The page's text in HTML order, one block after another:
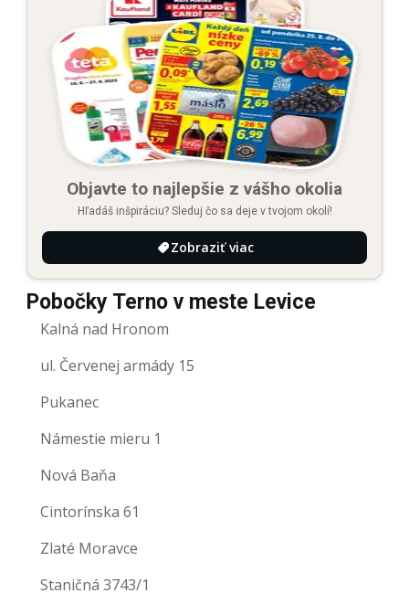
Objavte to najlepšie z vášho okolia
Hľadáš inšpiráciu? Sleduj čo sa deje v tvojom okolí!
Zobraziť viac
Pobočky Terno v meste Levice
Kalná nad Hronom
ul. Červenej armády 15
Pukanec
Námestie mieru 1
Nová Baňa
Cintorínska 61
Zlaté Moravce
Staničná 3743/1